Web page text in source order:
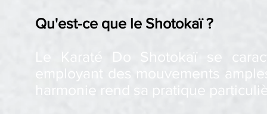
Qu'est-ce que le Shotokaï ?
Le Karaté Do Shotokaï se
employant des mouvements
harmonie rend sa pratique